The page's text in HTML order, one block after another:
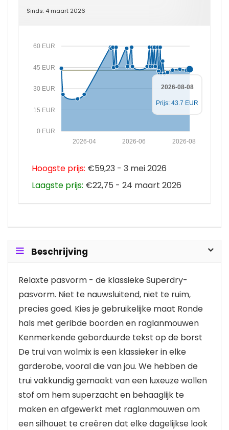
Sinds: 4 maart 2026
0 EUR
15 EUR
30 EUR
45 EUR
60 EUR
2026-08
2026-06
2026-04
2026-08-08
Prijs: 43.7 EUR
Hoogste prijs: €59,23 - 3 mei 2026
Laagste prijs: €22,75 - 24 maart 2026
Beschrijving
Relaxte pasvorm - de klassieke Superdry-
pasvorm. Niet te nauwsluitend, niet te ruim,
precies goed. Kies je gebruikelijke maat Ronde
hals met geribde boorden en raglanmouwen
Kenmerkende geborduurde tekst op de borst
De trui van wolmix is een klassieker in elke
garderobe, vooral die van jou. We hebben de
trui vakkundig gemaakt van een luxeuze wollen
stof om hem superzacht en behaaglijk te
maken en afgewerkt met raglanmouwen om
een silhouet te creëren dat elke dagelijkse look